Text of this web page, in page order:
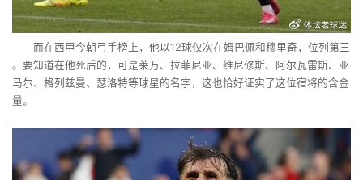
而在西甲今朝弓手榜上，他以12球仅次在姆巴佩和穆里奇，位列第三
。要知道在他死后的，可是莱万、拉菲尼亚、维尼修斯、阿尔瓦雷斯、亚
马尔、格列兹曼、瑟洛特等球星的名字，这也恰好证实了这位宿将的含金
量。